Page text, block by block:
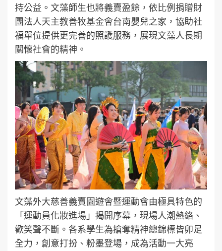
持公益。文藻師生也將義賣盈餘，依比例捐贈財
團法人天主教善牧基金會台南嬰兒之家，協助社
福單位提供更完善的照護服務，展現文藻人長期
關懷社會的精神。
文藻外大慈善義賣園遊會暨運動會由極具特色的
「運動員化妝進場」揭開序幕，現場人潮熱絡、
歡笑聲不斷。各系學生為搶奪精神總錦標皆卯足
全力，創意打扮、粉墨登場，成為活動一大亮